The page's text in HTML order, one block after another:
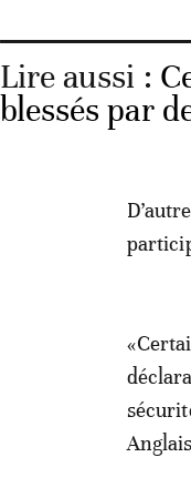
Lire aussi :
blessés par